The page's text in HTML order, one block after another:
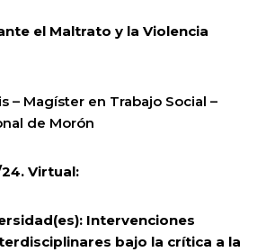
el Maltrato y la Violencia
– Magíster en Trabajo Social –
de Morón
Virtual:
Intervenciones
bajo la crítica a la